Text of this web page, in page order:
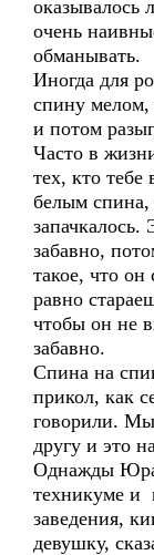
оказывалось
очень
обманывать.
Иногда для
спину мелом,
и потом
Часто в
тех, кто тебе
белым спина,
запачкалось.
забавно,
такое, что он
равно
чтобы он не
забавно.
Спина на
прикол, как
говорили. Мы
другу и это
Однажды Юра
техникуме и
заведения,
девушку,